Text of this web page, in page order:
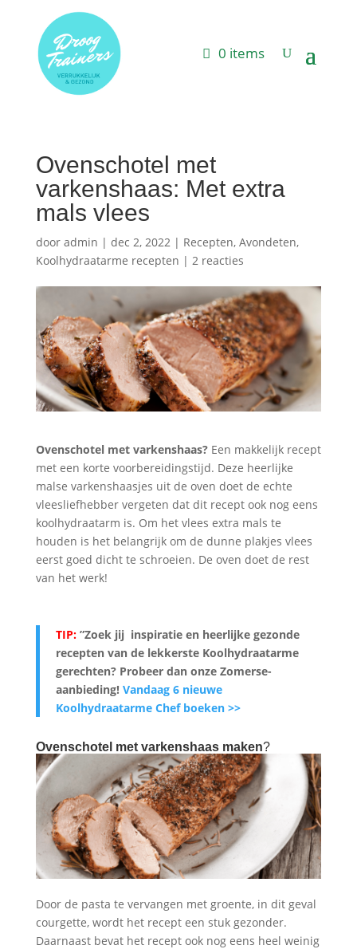
0 items
Ovenschotel met
varkenshaas: Met extra
mals vlees
door admin | dec 2, 2022| Recepten, Avondeten,
Koolhydraatarme recepten | 2 reacties
Ovenschotel met varkenshaas? Een makkelijk recept
met een korte voorbereidingstijd. Deze heerlijke
malse varkenshaasjes uit de oven doet de echte
vleesliefhebber vergeten dat dit recept ook nog eens
koolhydraatarm is. Om het vlees extra mals te
houden is het belangrijk om de dunne plakjes vlees
eerst goed dicht te schroeien. De oven doet de rest
van het werk!
TIP:”Zoek jij inspiratie en heerlijke gezonde
recepten van de lekkerste Koolhydraatarme
gerechten? Probeer dan onze Zomerse-
aanbieding! Vandaag 6 nieuwe
Koolhydraatarme Chef boeken >>
Ovenschotel met varkenshaas maken?
Door de pasta te vervangen met groente, in dit geval
courgette, wordt het recept een stuk gezonder.
Daarnaast bevat het recept ook nog eens heel weinig